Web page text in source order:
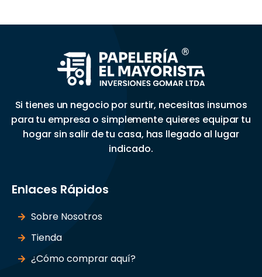
Si tienes un negocio por surtir, necesitas insumos
para tu empresa o simplemente quieres equipar tu
hogar sin salir de tu casa, has llegado al lugar
indicado.
Enlaces Rápidos
Sobre Nosotros
Tienda
¿Cómo comprar aquí?